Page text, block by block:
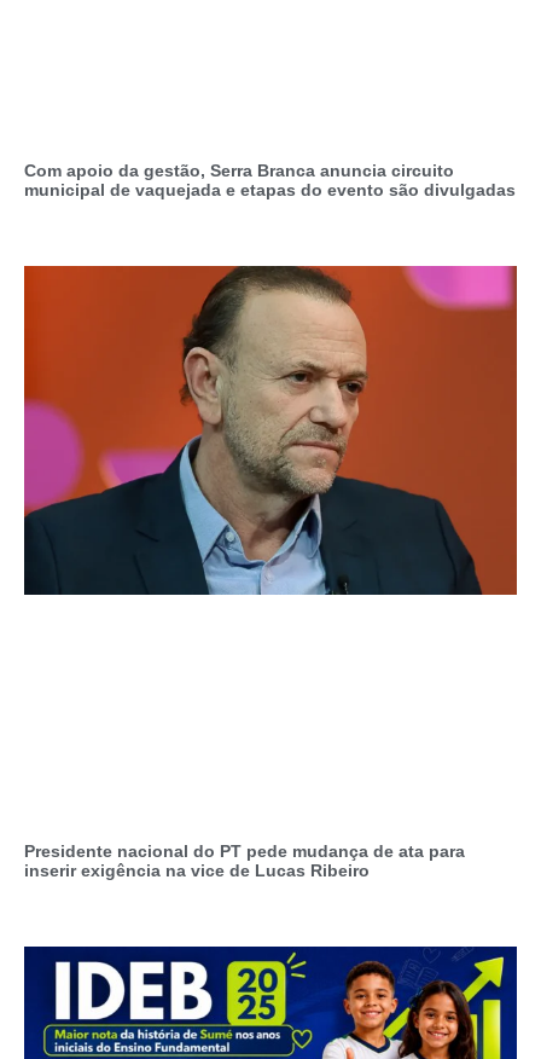
Com apoio da gestão, Serra Branca anuncia circuito
municipal de vaquejada e etapas do evento são divulgadas
Presidente nacional do PT pede mudança de ata para
inserir exigência na vice de Lucas Ribeiro